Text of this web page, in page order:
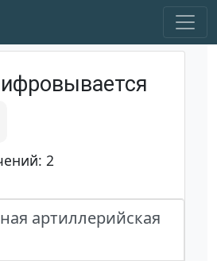
2
артиллерийская